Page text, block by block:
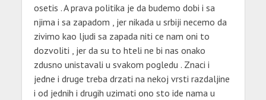
osetis . A prava politika je da budemo dobi i sa
njima i sa zapadom , jer nikada u srbiji necemo da
zivimo kao ljudi sa zapada niti ce nam oni to
dozvoliti , jer da su to hteli ne bi nas onako
zdusno unistavali u svakom pogledu . Znaci i
jedne i druge treba drzati na nekoj vrsti razdaljine
i od jednih i drugih uzimati ono sto ide nama u